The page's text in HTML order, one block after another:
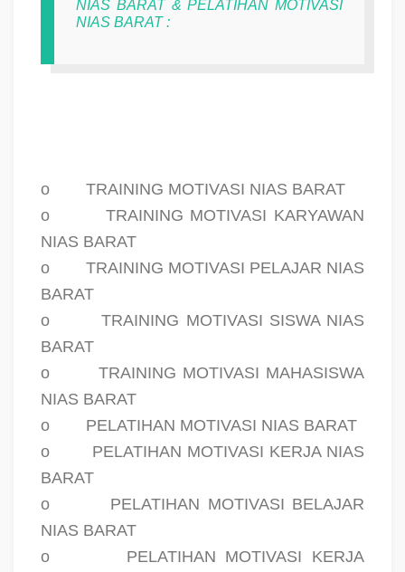
NIAS BARAT & PELATIHAN MOTIVASI
NIAS BARAT :
o
TRAINING MOTIVASI NIAS BARAT
o
TRAINING MOTIVASI KARYAWAN
NIAS BARAT
o
TRAINING MOTIVASI PELAJAR NIAS
BARAT
o
TRAINING MOTIVASI SISWA NIAS
BARAT
o
TRAINING MOTIVASI MAHASISWA
NIAS BARAT
o
PELATIHAN MOTIVASI NIAS BARAT
o
PELATIHAN MOTIVASI KERJA NIAS
BARAT
o
PELATIHAN MOTIVASI BELAJAR
NIAS BARAT
o
PELATIHAN MOTIVASI KERJA